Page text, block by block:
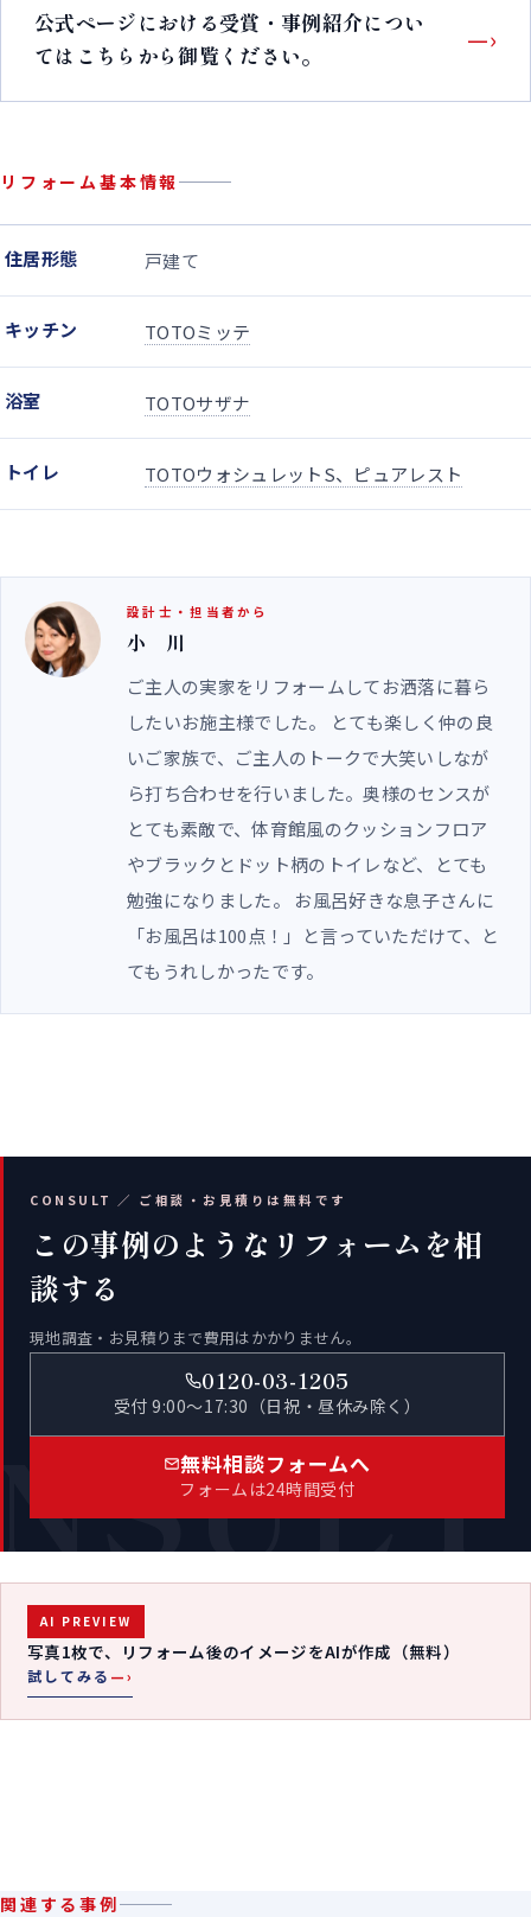
公式ページにおける受賞・事例紹介につい
てはこちらから御覧ください。
—›
リフォーム基本情報
住居形態 戸建て
キッチン TOTOミッテ
浴室 TOTOサザナ
トイレ TOTOウォシュレットS、ピュアレスト
設計士・担当者から
小 川
ご主人の実家をリフォームしてお洒落に暮ら
したいお施主様でした。 とても楽しく仲の良
いご家族で、ご主人のトークで大笑いしなが
ら打ち合わせを行いました。奥様のセンスが
とても素敵で、体育館風のクッションフロア
やブラックとドット柄のトイレなど、とても
勉強になりました。 お風呂好きな息子さんに
「お風呂は100点！」と言っていただけて、と
てもうれしかったです。
CONSULT ／ ご相談・お見積りは無料です
この事例のようなリフォームを相
談する
現地調査・お見積りまで費用はかかりません。
0120-03-1205
受付 9:00〜17:30（日祝・昼休み除く）
無料相談フォームへ
フォームは24時間受付
AI PREVIEW
写真1枚で、リフォーム後のイメージをAIが作成（無料）
試してみる —›
関連する事例